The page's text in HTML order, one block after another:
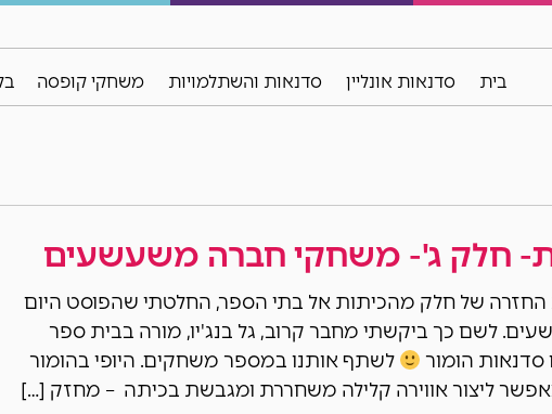
בית סדנאות אונליין סדנאות והשתלמויות משחקי קופסה
חלק ג'- משחקי חברה משעשעים
של חלק מהכיתות אל בתי הספר, החלטתי שהפוסט היום
לשם כך ביקשתי מחבר קרוב, גל בנג'יו, מורה בבית ספר
סדנאות הומור
לשתף אותנו במספר משחקים. היופי בהומור
ליצור אווירה קלילה משחררת ומגבשת בכיתה – מחזק […]